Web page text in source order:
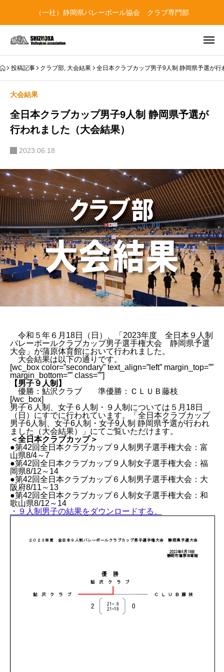
（一社）静岡県バレーボール協会 クラブ専門部
投稿記事 クラブ部,大会結果 全日本クラブカップ男子9人制 静岡県予選が
大会結果
全日本クラブカップ男子9人制 静岡県予選が
行われました（大会結果）
2023.06.18
令和５年６月18日（日）、「2023年度 全日本９人制
バレーボールクラブカップ男子選手権大会 静岡県予選
大会」が蒲原体育館において行われました。
大会結果は以下の通りです。
[wc_box color=”secondary” text_align=”left” margin_top=””
margin_bottom=”” class=””]
【男子９人制】
優勝：鮎沢クラブ 準優勝：ＣＬＵＢ藤枝
[/wc_box]
男子６人制、女子６人制・９人制については５月18日
（日）にすでに行われています。「 全日本クラブカップ
男子6人制、女子6人制・女子9人制 静岡県予選が行われ
ました（大会結果）
」にてご覧いただけます。
＜全日本クラブカップ＞
●第42回全日本クラブカップ９人制男子選手権大会：富
山県8/4～7
●第42回全日本クラブカップ９人制女子選手権大会：福
岡県8/12～14
●第42回全日本クラブカップ６人制男子選手権大会：大
阪府8/11～13
●第42回全日本クラブカップ６人制女子選手権大会：和
歌山県8/12～14
・９人制男子の結果をダウンロードする。